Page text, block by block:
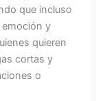
que incluso
y
quieren
cortas y
o